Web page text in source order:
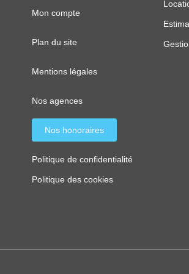
Mon compte
Plan du site
Mentions légales
Nos agences
Nos honoraires
Politique de confidentialité
Politique des cookies